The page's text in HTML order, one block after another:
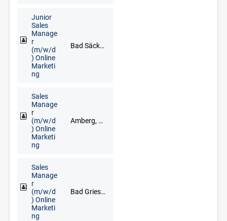
Junior
Sales
Manage
r
(m/w/d
) Online
Marketi
ng
Bad Säckingen, Freiburg im Breisgau, Lörrach, Waldshut-Tiengen
Sales
Manage
r
(m/w/d
) Online
Marketi
ng
Amberg, Cham, Neumarkt in der Oberpfalz, Regensburg, Schwandorf, Vohenstrauß, Weiden
Sales
Manage
r
(m/w/d
) Online
Marketi
ng
Bad Griesbach im Rottal, Deggendorf, Freyung, Grafenau, Regen, Straubing